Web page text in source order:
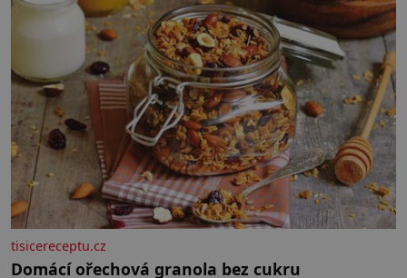
tisicereceptu.cz
Domácí ořechová granola bez cukru